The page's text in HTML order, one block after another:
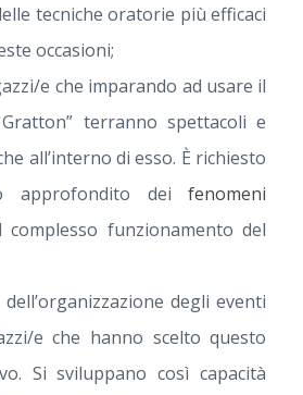
tecniche oratorie più efficaci
occasioni;
e che imparando ad usare il
terranno spettacoli e
all’interno di esso. È richiesto
approfondito deifenomeni
complesso funzionamento del
degli eventi
e che hanno scelto questo
Si sviluppano così capacità